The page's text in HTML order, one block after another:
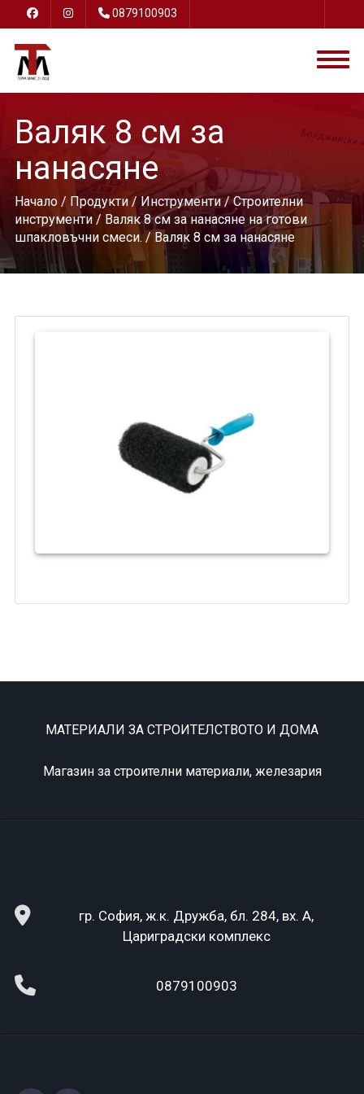
0879100903
Валяк 8 см за
нанасяне
Начало/ Продукти/Инструменти/Строителни
инструменти/ Валяк 8 см за нанасяне на готови
шпакловъчни смеси./ Валяк 8 см за нанасяне
МАТЕРИАЛИ ЗА СТРОИТЕЛСТВОТО И ДОМА
Магазин за строителни материали, железария
гр. София, ж.к. Дружба, бл. 284, вх. А,
Цариградски комплекс
0879100903